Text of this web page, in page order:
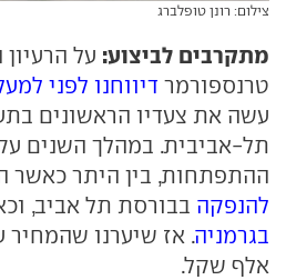
צילום: רונן טופלברג
מתקרבים לביצוע: על
טרנספורמר דיווחנו לפני למעלה
עשה את צעדיו הראשונים
תל-אביבית. במהלך השנים
ההתפתחות, בין היתר כאשר
להנפקה בבורסת תל אביב,
בגרמניה
אלף שקל.